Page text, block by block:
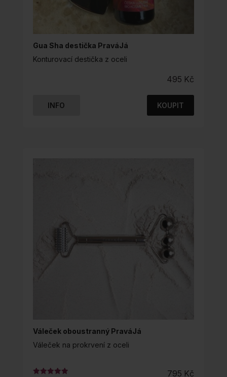
Gua Sha destička PraváJá
Konturovací destička z oceli
495 Kč
INFO KOUPIT
Váleček oboustranný PraváJá
Váleček na prokrvení z oceli
795 Kč